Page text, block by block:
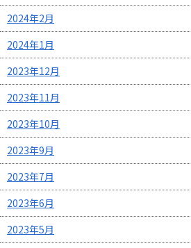
2024年2月
2024年1月
2023年12月
2023年11月
2023年10月
2023年9月
2023年7月
2023年6月
2023年5月